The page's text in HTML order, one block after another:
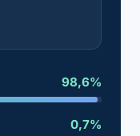
98,6%
0,7%